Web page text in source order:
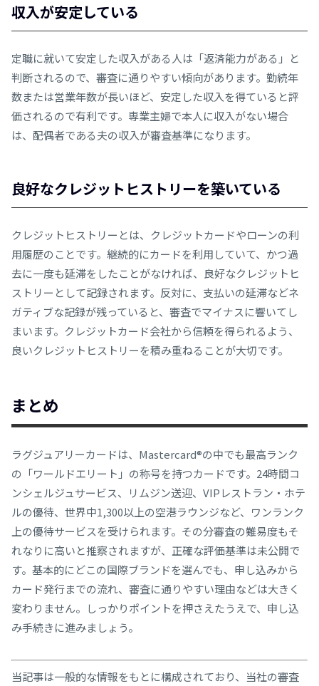
収入が安定している
定職に就いて安定した収入がある人は「返済能力がある」と
判断されるので、審査に通りやすい傾向があります。勤続年
数または営業年数が長いほど、安定した収入を得ていると評
価されるので有利です。専業主婦で本人に収入がない場合
は、配偶者である夫の収入が審査基準になります。
良好なクレジットヒストリーを築いている
クレジットヒストリーとは、クレジットカードやローンの利
用履歴のことです。継続的にカードを利用していて、かつ過
去に一度も延滞をしたことがなければ、良好なクレジットヒ
ストリーとして記録されます。反対に、支払いの延滞などネ
ガティブな記録が残っていると、審査でマイナスに響いてし
まいます。クレジットカード会社から信頼を得られるよう、
良いクレジットヒストリーを積み重ねることが大切です。
まとめ
ラグジュアリーカードは、Mastercard®︎の中でも最高ランク
の「ワールドエリート」の称号を持つカードです。24時間コ
ンシェルジュサービス、リムジン送迎、VIPレストラン・ホテ
ルの優待、世界中1,300以上の空港ラウンジなど、ワンランク
上の優待サービスを受けられます。その分審査の難易度もそ
れなりに高いと推察されますが、正確な評価基準は未公開で
す。基本的にどこの国際ブランドを選んでも、申し込みから
カード発行までの流れ、審査に通りやすい理由などは大きく
変わりません。しっかりポイントを押さえたうえで、申し込
み手続きに進みましょう。
当記事は一般的な情報をもとに構成されており、当社の審査